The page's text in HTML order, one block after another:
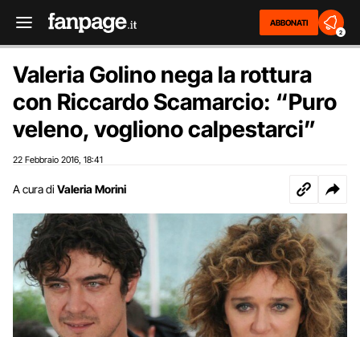
ABBONATI
2
Valeria Golino nega la rottura
con Riccardo Scamarcio: “Puro
veleno, vogliono calpestarci”
22 Febbraio 2016 18:41
A cura di Valeria Morini